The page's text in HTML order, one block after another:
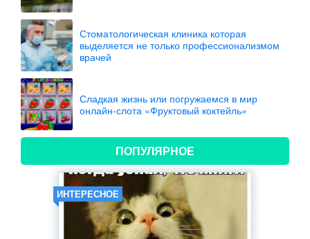
Стоматологическая клиника которая
выделяется не только профессионализмом
врачей
Сладкая жизнь или погружаемся в мир
онлайн-слота «Фруктовый коктейль»
ПОПУЛЯРНОЕ
ИНТЕРЕСНОЕ